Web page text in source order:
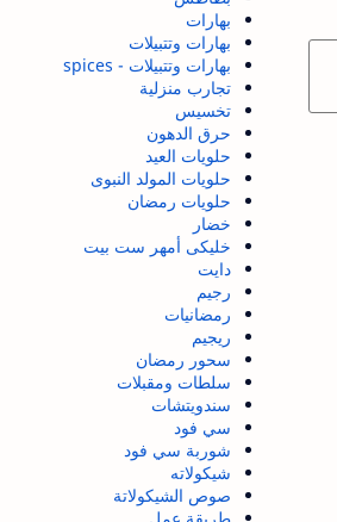
بهارات
بهارات وتتبيلات
بهارات وتتبيلات - spices
تجارب منزلية
تخسيس
حرق الدهون
حلويات العيد
حلويات المولد النبوى
حلويات رمضان
خضار
خليكى أمهر ست بيت
دايت
رجيم
رمضانيات
ريجيم
سحور رمضان
سلطات ومقبلات
سندويتشات
سي فود
شوربة سي فود
شيكولاته
صوص الشيكولاتة